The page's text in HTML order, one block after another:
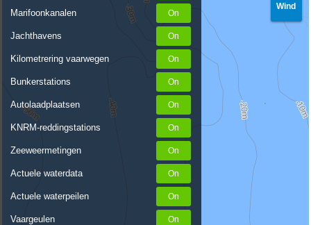
Marifoonkanalen
Jachthavens
Kilometrering vaarwegen
Bunkerstations
Autolaadplaatsen
KNRM-reddingstations
Zeeweermetingen
Actuele waterdata
Actuele waterpeilen
Vaargeulen
Wind